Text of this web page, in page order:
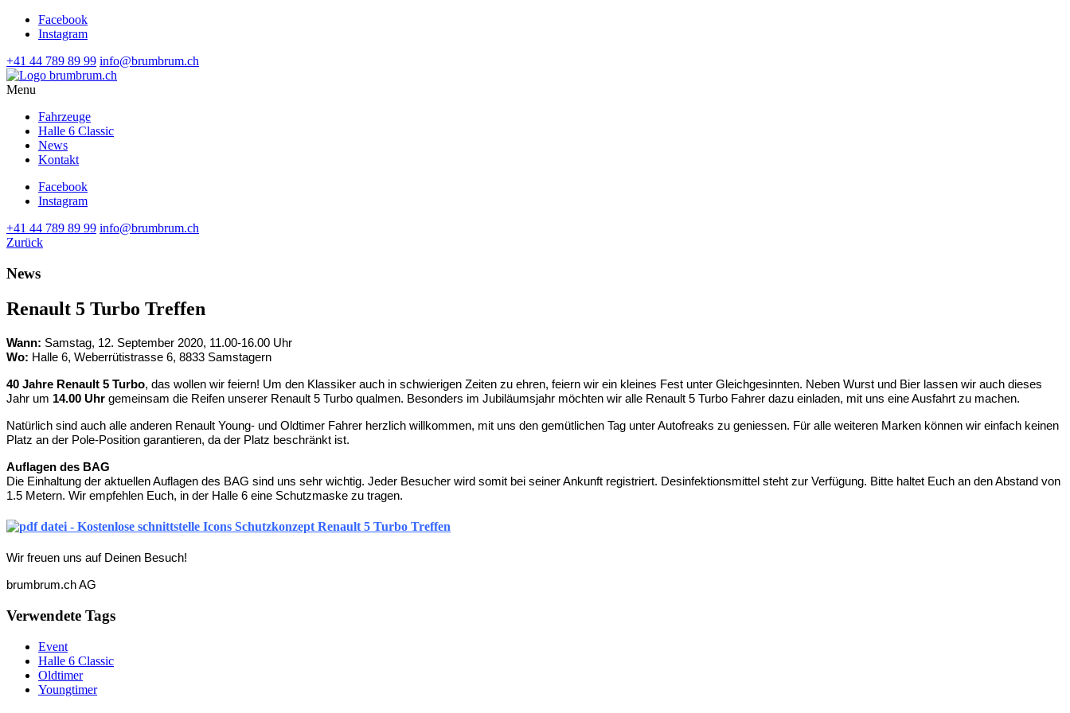
Facebook
Instagram
+41 44 789 89 99 info@brumbrum.ch
Menu
Fahrzeuge
Halle 6 Classic
News
Kontakt
Facebook
Instagram
+41 44 789 89 99 info@brumbrum.ch
Zurück
News
Renault 5 Turbo Treffen
Wann: Sams­tag, 12. Sep­tem­ber 2020, 11.00-16.00 Uhr
Wo: Hal­le 6, Weber­rü­ti­stras­se 6, 8833 Samstagern
40 Jah­re Renault 5 Tur­bo, das wol­len wir fei­ern! Um den Klas­si­ker auch in schwie­ri­gen Zei­ten zu ehren, fei­ern wir ein klei­nes Fest unter Gleich­ge­sinn­ten. Neben Wurst und Bier las­sen wir auch die­ses
Jahr um 14.00 Uhr gemein­sam die Rei­fen unse­rer Renault 5 Tur­bo qual­men. Beson­ders im Jubi­lä­ums­jahr möch­ten wir alle Renault 5 Tur­bo Fah­rer dazu ein­la­den, mit uns eine Aus­fahrt zu machen.
Natür­lich sind auch alle ande­ren Renault Young- und Old­ti­mer Fah­rer herz­lich will­kom­men, mit uns den gemüt­li­chen Tag unter Auto­freaks zu genies­sen. Für alle wei­te­ren Mar­ken kön­nen wir ein­fach kei­nen
Platz an der Pole-Posi­ti­on garan­tie­ren, da der Platz beschränkt ist.
Auf­la­gen des BAG
Die Ein­hal­tung der aktu­el­len Auf­la­gen des BAG sind uns sehr wich­tig. Jeder Besu­cher wird somit bei sei­ner Ankunft regis­triert. Des­in­fek­ti­ons­mit­tel steht zur Ver­fü­gung. Bit­te hal­tet Euch an den Abstand von
1.5 Metern. Wir emp­feh­len Euch, in der Hal­le 6 eine Schutz­mas­ke zu tragen.
Schutzkonzept Renault 5 Turbo Treffen
Wir freu­en uns auf Dei­nen Besuch!
brumbrum.ch AG
Verwendete Tags
Event
Halle 6 Classic
Oldtimer
Youngtimer